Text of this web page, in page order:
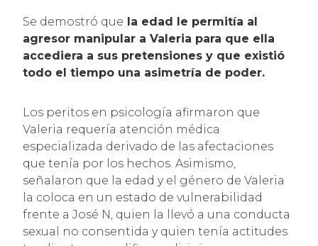
Se demostró que la edad le permitía al
agresor manipular a Valeria para que ella
accediera a sus pretensiones y que existió
todo el tiempo una asimetría de poder.
Los peritos en psicología afirmaron que
Valeria requería atención médica
especializada derivado de las afectaciones
que tenía por los hechos. Asimismo,
señalaron que la edad y el género de Valeria
la coloca en un estado de vulnerabilidad
frente a José N, quien la llevó a una conducta
sexual no consentida y quien tenía actitudes